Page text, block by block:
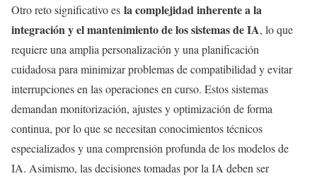
Otro reto significativo es la complejidad inherente a la
integración y el mantenimiento de los sistemas de IA, lo que
requiere una amplia personalización y una planificación
cuidadosa para minimizar problemas de compatibilidad y evitar
interrupciones en las operaciones en curso. Estos sistemas
demandan monitorización, ajustes y optimización de forma
continua, por lo que se necesitan conocimientos técnicos
especializados y una comprensión profunda de los modelos de
IA. Asimismo, las decisiones tomadas por la IA deben ser